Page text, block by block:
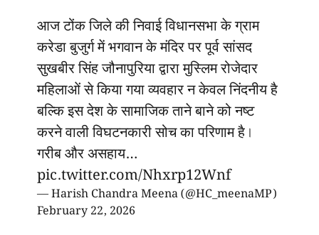
आज टोंक जिले की निवाई विधानसभा के ग्राम
करेडा बुजुर्ग में भगवान के मंदिर पर पूर्व सांसद
सुखबीर सिंह जौनापुरिया द्वारा मुस्लिम रोजेदार
महिलाओं से किया गया व्यवहार न केवल निंदनीय है
बल्कि इस देश के सामाजिक ताने बाने को नष्ट
करने वाली विघटनकारी सोच का परिणाम है।
गरीब और असहाय…
pic.twitter.com/Nhxrp12Wnf
— Harish Chandra Meena (@HC_meenaMP)
February 22, 2026